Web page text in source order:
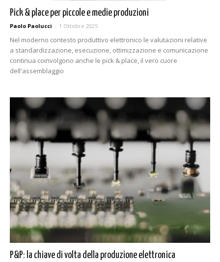
Pick & place per piccole e medie produzioni
Paolo Paolucci - 1 Ottobre 2025
Nel moderno contesto produttivo elettronico le valutazioni relative
a standardizzazione, esecuzione, ottimizzazione e comunicazione
continua coinvolgono anche le pick & place, il vero cuore
dell'assemblaggio
P&P: la chiave di volta della produzione elettronica